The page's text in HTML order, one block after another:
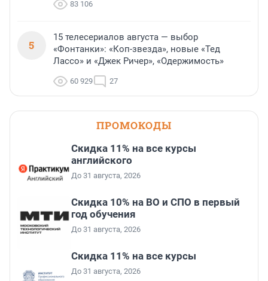
83 106
5
15 телесериалов августа — выбор
«Фонтанки»: «Коп-звезда», новые «Тед
Лассо» и «Джек Ричер», «Одержимость»
60 929 27
ПРОМОКОДЫ
Скидка 11% на все курсы
английского
До 31 августа, 2026
Скидка 10% на ВО и СПО в первый
год обучения
До 31 августа, 2026
Скидка 11% на все курсы
До 31 августа, 2026